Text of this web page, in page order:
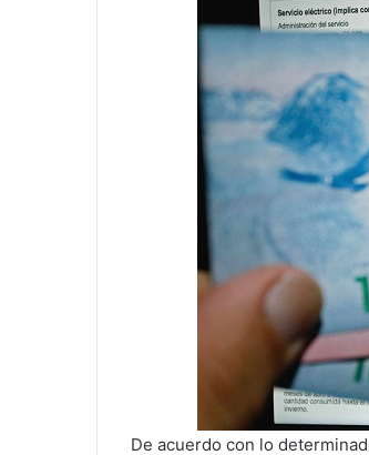
De acuerdo con lo